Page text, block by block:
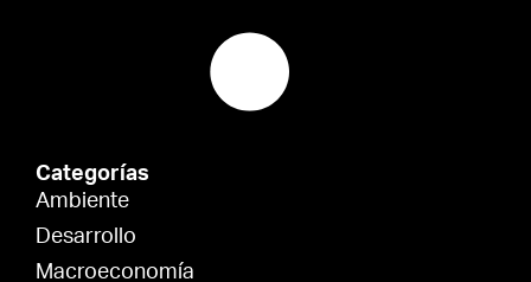
Categorías
Ambiente
Desarrollo
Macroeconomía